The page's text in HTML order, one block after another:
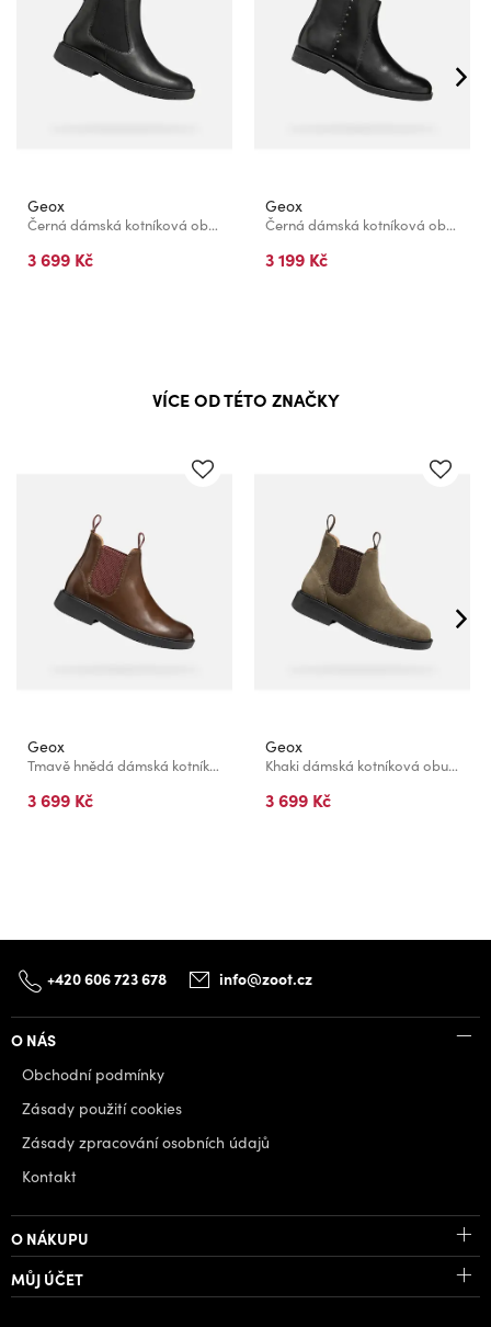
Geox
Černá dámská kotníková obuv Geox Spherica ec1
3 699 Kč
Geox
Černá dámská kotníková obuv Geox Esmeena
3 199 Kč
VÍCE OD TÉTO ZNAČKY
Geox
Tmavě hnědá dámská kotníková obuv Geox Spherica Ec1
3 699 Kč
Geox
Khaki dámská kotníková obuv Geox Spherica Ec1
3 699 Kč
+420 606 723 678 info@zoot.cz
O NÁS
Obchodní podmínky
Zásady použití cookies
Zásady zpracování osobních údajů
Kontakt
O NÁKUPU
MŮJ ÚČET